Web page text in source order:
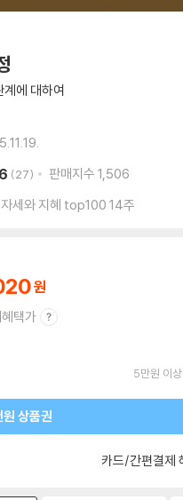
계에 대하여
27 판매지수 1,506
세와 지혜 top100 14주
택가
5만원 이
상품권
카드/간편결제